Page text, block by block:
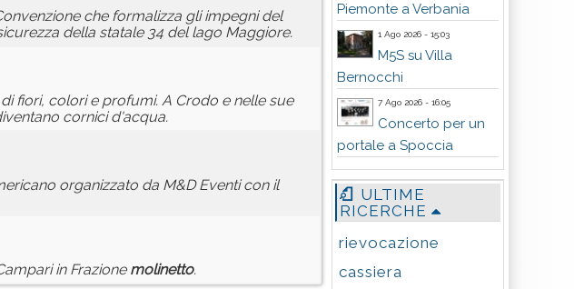
che formalizza gli impegni del
della statale 34 del lago Maggiore.
fiori, colori e profumi. A Crodo e nelle sue
cornici d'acqua.
organizzato da M&D Eventi con il
in Frazione molinetto.
Piemonte a Verbania
1 Ago 2026 - 15:03
M5S su Villa
Bernocchi
7 Ago 2026 - 16:05
Concerto per un
portale a Spoccia
ULTIME
RICERCHE
rievocazione
cassiera